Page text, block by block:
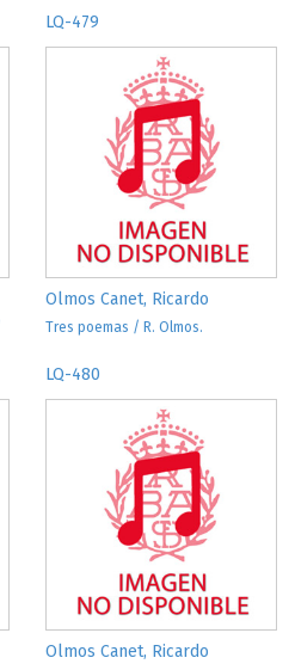
LQ-479
Olmos Canet, Ricardo
Tres poemas / R. Olmos.
LQ-480
Olmos Canet, Ricardo